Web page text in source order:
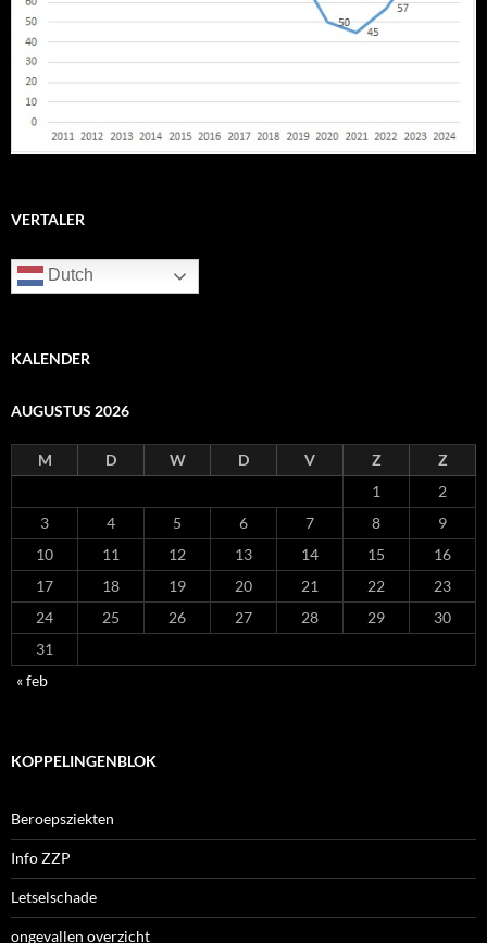
VERTALER
Dutch
KALENDER
AUGUSTUS 2026
M D W D V Z
Z
1
2
3
4 5 6 7 8
9
10
11 12 13 14 15
16
17
18 19 20 21 22
23
24
25 26 27 28 29
30
31
« feb
KOPPELINGENBLOK
Beroepsziekten
Info ZZP
Letselschade
ongevallen overzicht